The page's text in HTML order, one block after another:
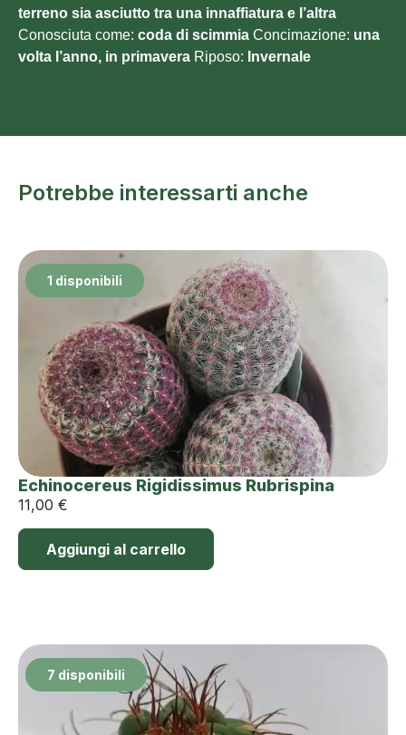
terreno sia asciutto tra una innaffiatura e l’altra
Conosciuta come: coda di scimmia Concimazione: una
volta l’anno, in primavera Riposo: Invernale
Potrebbe interessarti anche
1 disponibili
Echinocereus Rigidissimus Rubrispina
11,00 €
Aggiungi al carrello
7 disponibili